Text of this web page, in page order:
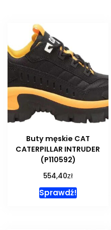
Buty męskie CAT
CATERPILLAR INTRUDER
(P110592)
554,40zł
Sprawdź!